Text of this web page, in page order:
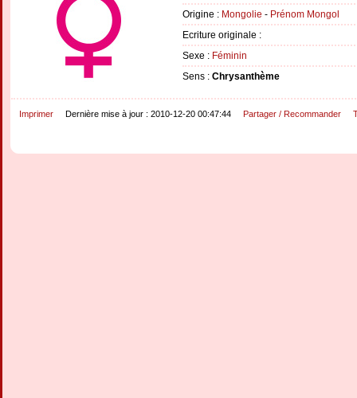
Origine : Mongolie - Prénom Mongol
Ecriture originale :
Sexe : Féminin
Sens : Chrysanthème
Imprimer Dernière mise à jour : 2010-12-20 00:47:44 Partager / Recommander